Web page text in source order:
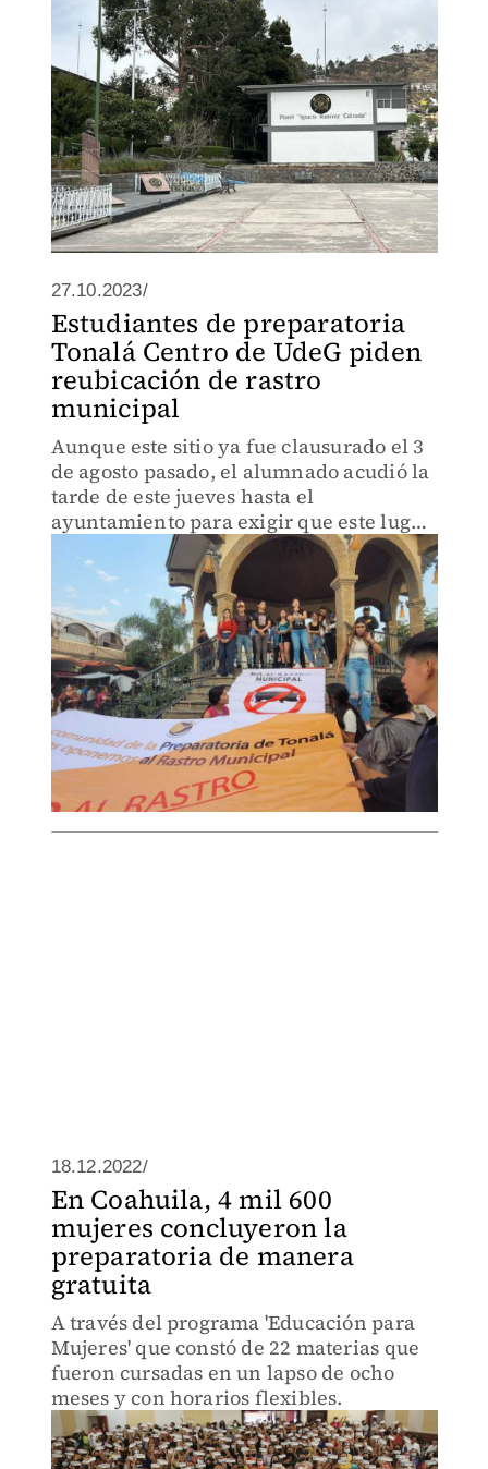
27.10.2023/
Estudiantes de preparatoria
Tonalá Centro de UdeG piden
reubicación de rastro
municipal
Aunque este sitio ya fue clausurado el 3
de agosto pasado, el alumnado acudió la
tarde de este jueves hasta el
ayuntamiento para exigir que este lugar
sea reubicado
18.12.2022/
En Coahuila, 4 mil 600
mujeres concluyeron la
preparatoria de manera
gratuita
A través del programa 'Educación para
Mujeres' que constó de 22 materias que
fueron cursadas en un lapso de ocho
meses y con horarios flexibles.